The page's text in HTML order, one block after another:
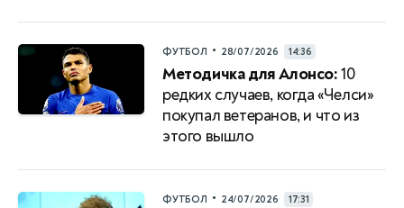
ФУТБОЛ • 28/07/2026 14:36
Методичка для Алонсо:10
редких случаев, когда «Челси»
покупал ветеранов, и что из
этого вышло
ФУТБОЛ • 24/07/2026 17:31